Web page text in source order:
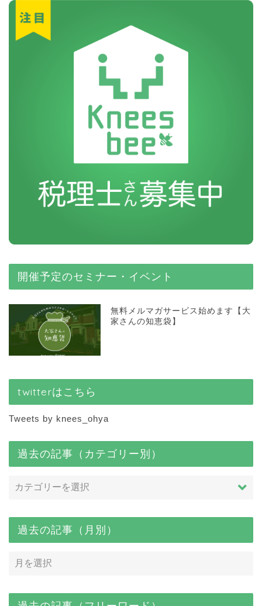
開催予定のセミナー・イベント
無料メルマガサービス始めます【大
家さんの知恵袋】
twitterはこちら
Tweets by knees_ohya
過去の記事（カテゴリー別）
過去の記事（月別）